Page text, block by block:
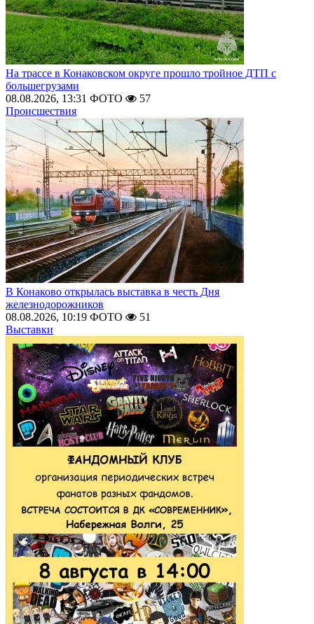
На трассе в Конаковском округе прошло тройное ДТП с
большегрузами
08.08.2026, 13:31 ФОТО
57
Происшествия
В Конаково открылась выставка в честь Дня
железнодорожников
08.08.2026, 10:19 ФОТО
51
Выставки